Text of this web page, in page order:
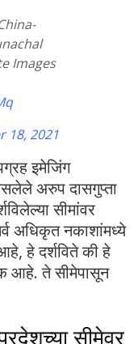
Images
18, 2021
इमेजिंग
अरुप दासगुप्ता
सीमांवर
अधिकृत नकाशांमध्ये
हे दर्शविते की हे
आहे. ते सीमेपासून
सीमेवर